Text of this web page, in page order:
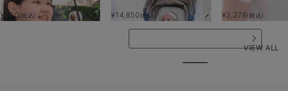
¥880(税込) ¥14,850 (税込) ¥3,278(税込)
VIEW ALL